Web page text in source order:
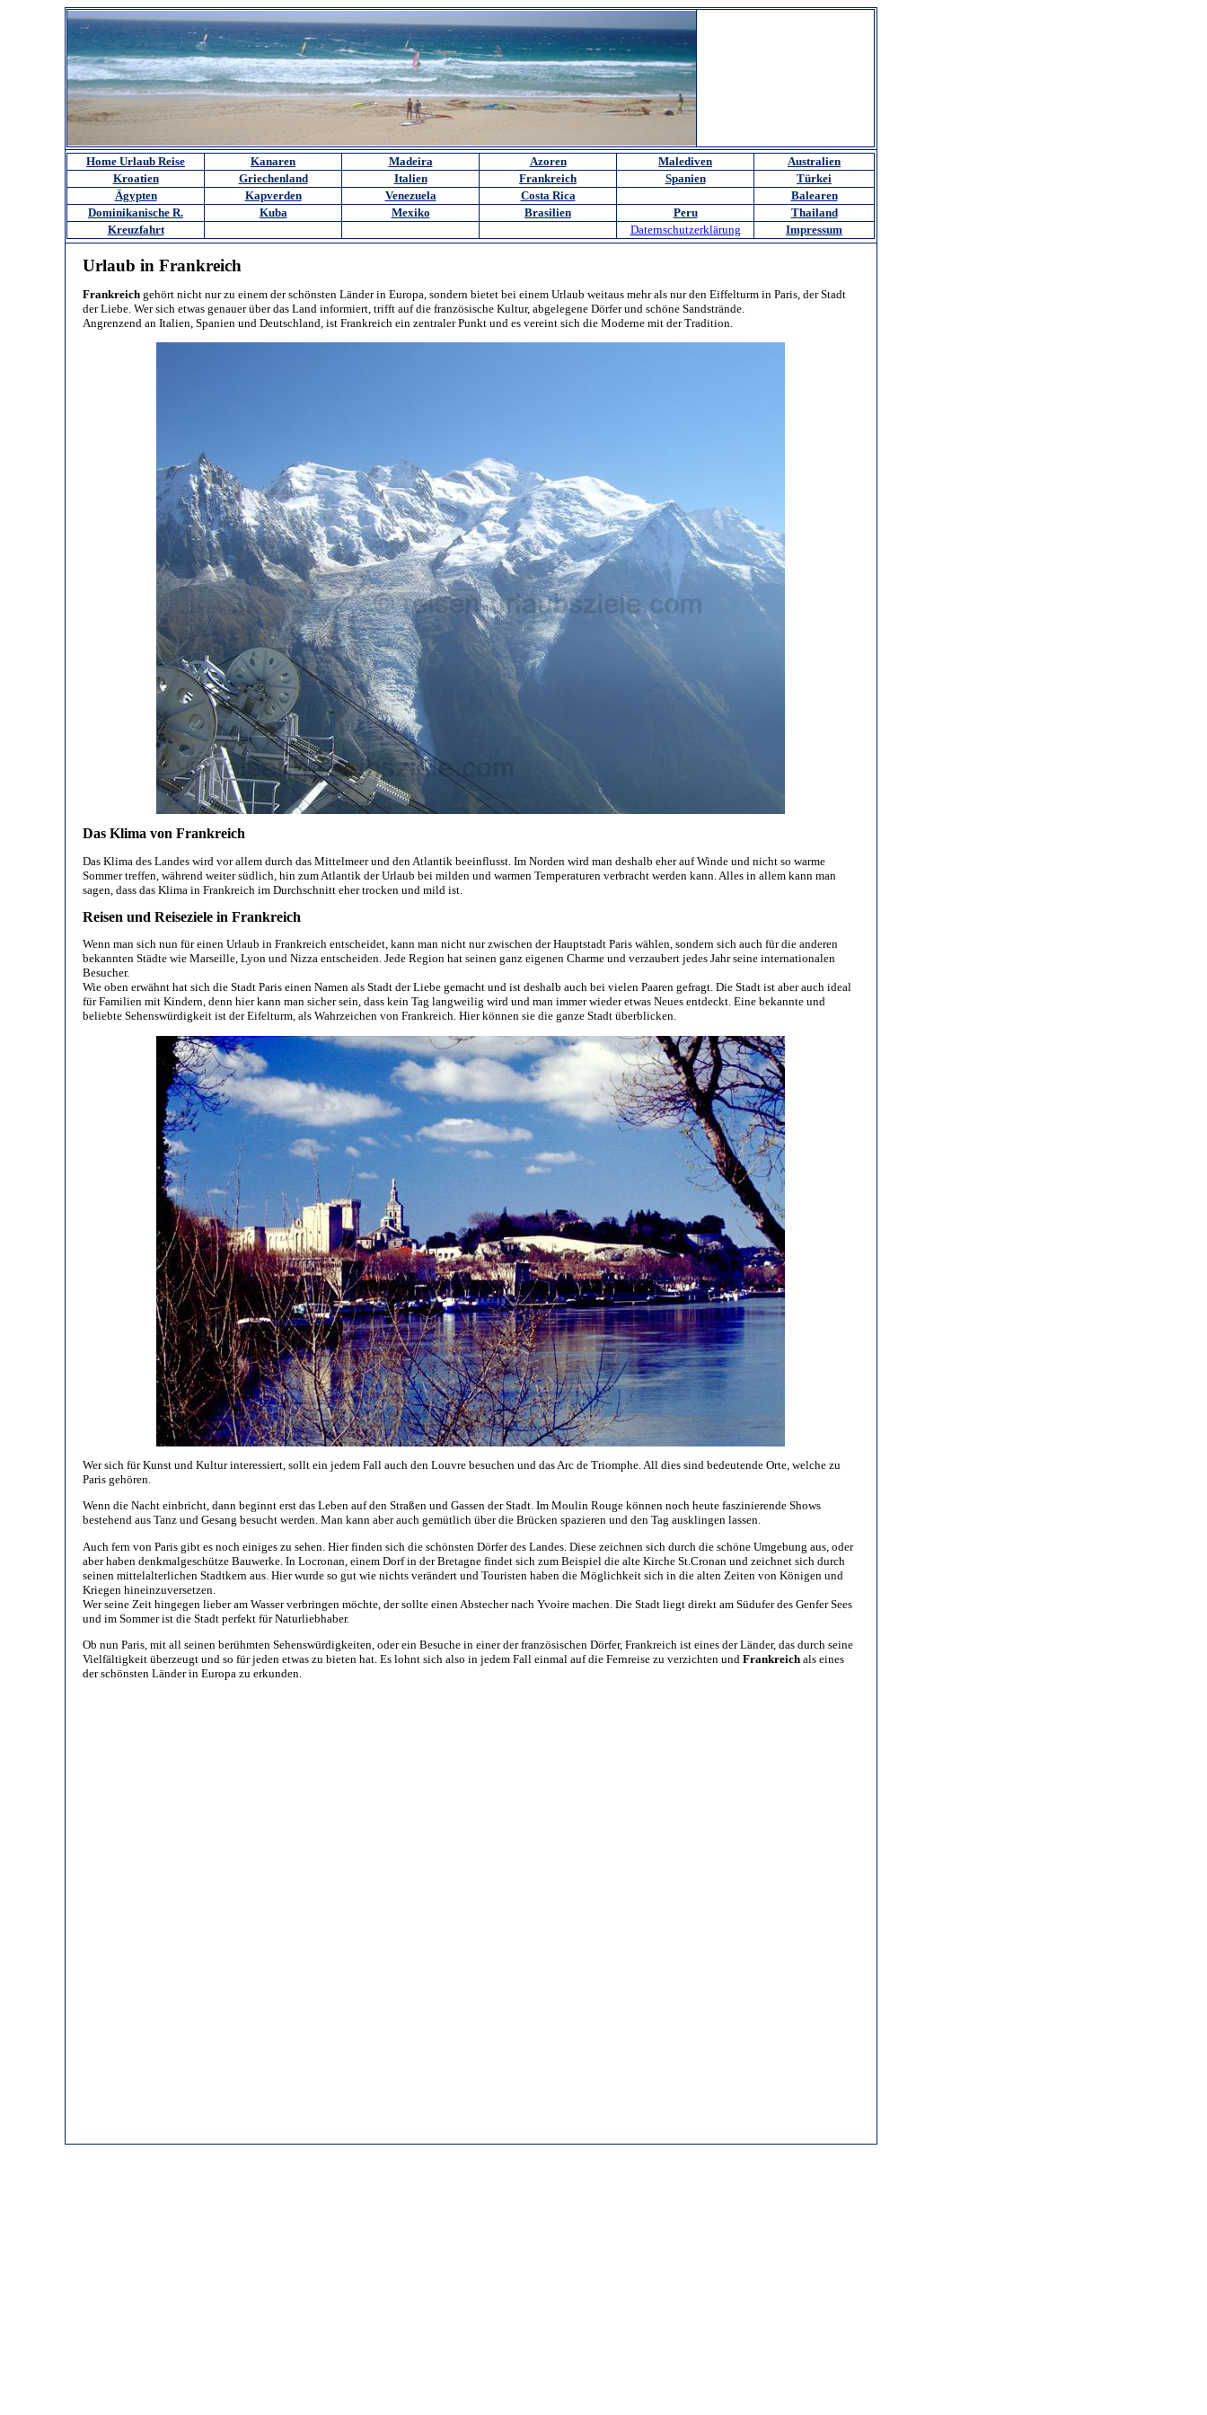
Home Urlaub Reise Kanaren Madeira Azoren Malediven
Australien
Kroatien
Griechenland Italien Frankreich Spanien
Türkei
Ägypten
Kapverden Venezuela Costa Rica
Balearen
Dominikanische R.
Kuba Mexiko Brasilien Peru
Thailand
Kreuzfahrt
Daternschutzerklärung Impressum
Urlaub in Frankreich
Frankreich gehört nicht nur zu einem der schönsten Länder in Europa, sondern bietet bei einem Urlaub weitaus mehr als nur den Eiffelturm in Paris, der Stadt
der Liebe. Wer sich etwas genauer über das Land informiert, trifft auf die französische Kultur, abgelegene Dörfer und schöne Sandstrände.
Angrenzend an Italien, Spanien und Deutschland, ist Frankreich ein zentraler Punkt und es vereint sich die Moderne mit der Tradition.
Das Klima von Frankreich
Das Klima des Landes wird vor allem durch das Mittelmeer und den Atlantik beeinflusst. Im Norden wird man deshalb eher auf Winde und nicht so warme
Sommer treffen, während weiter südlich, hin zum Atlantik der Urlaub bei milden und warmen Temperaturen verbracht werden kann. Alles in allem kann man
sagen, dass das Klima in Frankreich im Durchschnitt eher trocken und mild ist.
Reisen und Reiseziele in Frankreich
Wenn man sich nun für einen Urlaub in Frankreich entscheidet, kann man nicht nur zwischen der Hauptstadt Paris wählen, sondern sich auch für die anderen
bekannten Städte wie Marseille, Lyon und Nizza entscheiden. Jede Region hat seinen ganz eigenen Charme und verzaubert jedes Jahr seine internationalen
Besucher.
Wie oben erwähnt hat sich die Stadt Paris einen Namen als Stadt der Liebe gemacht und ist deshalb auch bei vielen Paaren gefragt. Die Stadt ist aber auch ideal
für Familien mit Kindern, denn hier kann man sicher sein, dass kein Tag langweilig wird und man immer wieder etwas Neues entdeckt. Eine bekannte und
beliebte Sehenswürdigkeit ist der Eifelturm, als Wahrzeichen von Frankreich. Hier können sie die ganze Stadt überblicken.
Wer sich für Kunst und Kultur interessiert, sollt ein jedem Fall auch den Louvre besuchen und das Arc de Triomphe. All dies sind bedeutende Orte, welche zu
Paris gehören.
Wenn die Nacht einbricht, dann beginnt erst das Leben auf den Straßen und Gassen der Stadt. Im Moulin Rouge können noch heute faszinierende Shows
bestehend aus Tanz und Gesang besucht werden. Man kann aber auch gemütlich über die Brücken spazieren und den Tag ausklingen lassen.
Auch fern von Paris gibt es noch einiges zu sehen. Hier finden sich die schönsten Dörfer des Landes. Diese zeichnen sich durch die schöne Umgebung aus, oder
aber haben denkmalgeschütze Bauwerke. In Locronan, einem Dorf in der Bretagne findet sich zum Beispiel die alte Kirche St.Cronan und zeichnet sich durch
seinen mittelalterlichen Stadtkern aus. Hier wurde so gut wie nichts verändert und Touristen haben die Möglichkeit sich in die alten Zeiten von Königen und
Kriegen hineinzuversetzen.
Wer seine Zeit hingegen lieber am Wasser verbringen möchte, der sollte einen Abstecher nach Yvoire machen. Die Stadt liegt direkt am Südufer des Genfer Sees
und im Sommer ist die Stadt perfekt für Naturliebhaber.
Ob nun Paris, mit all seinen berühmten Sehenswürdigkeiten, oder ein Besuche in einer der französischen Dörfer, Frankreich ist eines der Länder, das durch seine
Vielfältigkeit überzeugt und so für jeden etwas zu bieten hat. Es lohnt sich also in jedem Fall einmal auf die Fernreise zu verzichten und Frankreich als eines
der schönsten Länder in Europa zu erkunden.